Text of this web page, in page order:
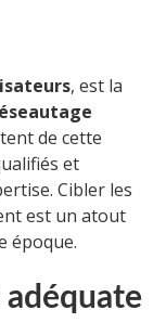
, est la
de cette
et
Cibler les
est un atout
époque.